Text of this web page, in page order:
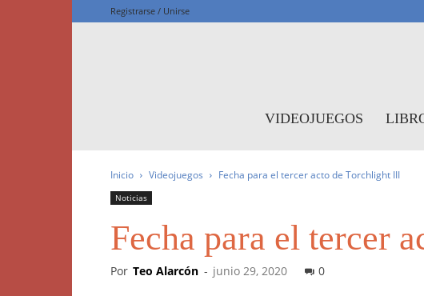
Registrarse / Unirse
VIDEOJUEGOS
Inicio Videojuegos Fecha para el tercer acto de Torchlight III
Noticias
Fecha para el tercer
Por Teo Alarcón - junio 29, 2020 0